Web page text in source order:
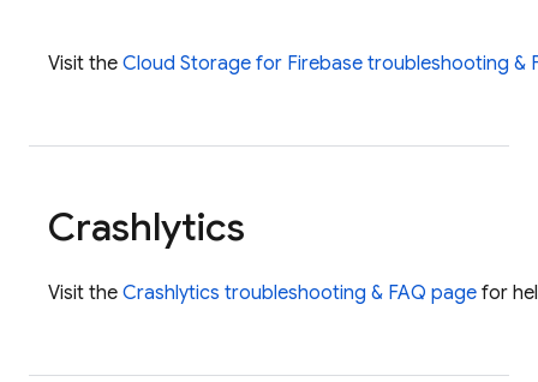
Visit the Cloud Storage for Firebase troubleshooting &
Crashlytics
Visit the Crashlytics troubleshooting & FAQ page for